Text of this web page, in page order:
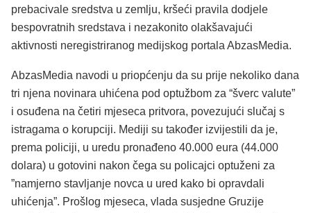
prebacivale sredstva u zemlju, kršeći pravila dodjele
bespovratnih sredstava i nezakonito olakšavajući
aktivnosti neregistriranog medijskog portala AbzasMedia.
AbzasMedia navodi u priopćenju da su prije nekoliko dana
tri njena novinara uhićena pod optužbom za “šverc valute”
i osuđena na četiri mjeseca pritvora, povezujući slučaj s
istragama o korupciji. Mediji su također izvijestili da je,
prema policiji, u uredu pronađeno 40.000 eura (44.000
dolara) u gotovini nakon čega su policajci optuženi za
”namjerno stavljanje novca u ured kako bi opravdali
uhićenja”. Prošlog mjeseca, vlada susjedne Gruzije